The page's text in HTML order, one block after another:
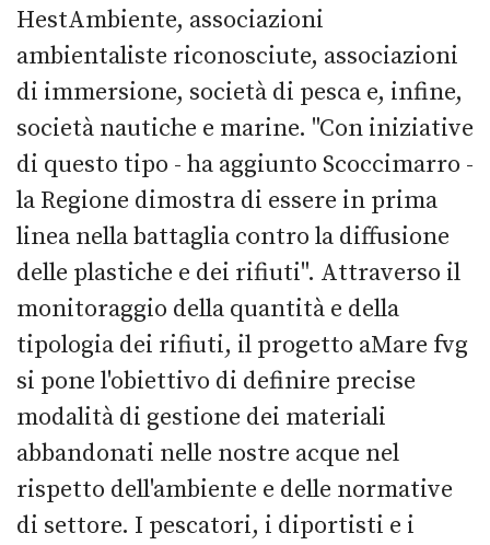
HestAmbiente, associazioni
ambientaliste riconosciute, associazioni
di immersione, società di pesca e, infine,
società nautiche e marine. "Con iniziative
di questo tipo - ha aggiunto Scoccimarro -
la Regione dimostra di essere in prima
linea nella battaglia contro la diffusione
delle plastiche e dei rifiuti". Attraverso il
monitoraggio della quantità e della
tipologia dei rifiuti, il progetto aMare fvg
si pone l'obiettivo di definire precise
modalità di gestione dei materiali
abbandonati nelle nostre acque nel
rispetto dell'ambiente e delle normative
di settore. I pescatori, i diportisti e i